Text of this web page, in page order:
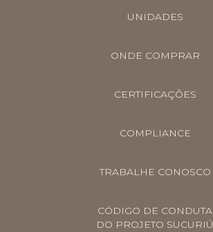
UNIDADES
ONDE COMPRAR
CERTIFICAÇÕES
COMPLIANCE
TRABALHE CONOSCO
CÓDIGO DE CONDUTA
DO PROJETO SUCURIÚ